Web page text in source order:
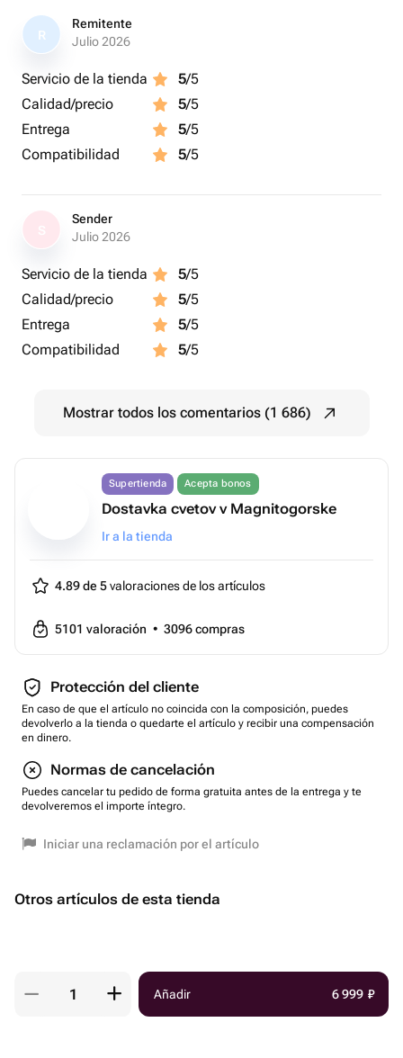
прохладу.
5. Меняйте воду и обновляйте срез каждые 2-3 дня.
R
Remitente
Julio 2026
Servicio de la tienda 5/5
Calidad/precio
5/5
Entrega
5/5
Compatibilidad
5/5
Sender
Julio 2026
Servicio de la tienda 5/5
Calidad/precio
5/5
Entrega
5/5
Compatibilidad
5/5
Mostrar todos los comentarios (1 686)
Supertienda Acepta bonos
Dostavka cvetov v Magnitogorske
Ir a la tienda
4.89 de 5valoraciones de los artículos
5101 valoración • 3096compras
Protección del cliente
En caso de que el artículo no coincida con la composición, puedes
devolverlo a la tienda o quedarte el artículo y recibir una compensación
en dinero.
Normas de cancelación
Puedes cancelar tu pedido de forma gratuita antes de la entrega y te
devolveremos el importe íntegro.
Iniciar una reclamación por el artículo
Otros artículos de esta tienda
Añadir 6 999 ₽